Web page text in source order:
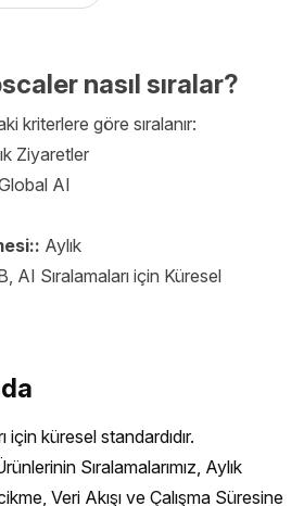
nasıl sıralar?
kriterlere göre sıralanır:
Ziyaretler
AI
Aylık
AI Sıralamaları için Küresel
için küresel standardıdır.
Sıralamalarımız, Aylık
Veri Akışı ve Çalışma Süresine